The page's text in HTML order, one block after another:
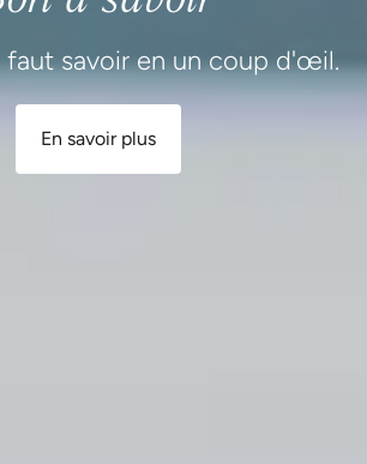
faut savoir en un coup d'œil.
En savoir plus